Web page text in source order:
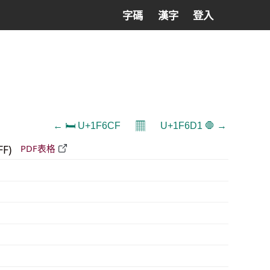
字碼 漢字 登入
← 🛏 U+1F6CF 𝄜 U+1F6D1 🛑 →
PDF表格